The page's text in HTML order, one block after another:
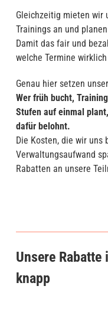
Gleichzeitig mieten wir
Trainings an und
Damit das fair und
welche Termine
Genau hier setzen
Wer früh bucht,
Stufen auf einmal
dafür belohnt.
Die Kosten, die wir uns
Verwaltungsaufwand
Rabatten an unsere
Unsere
knapp